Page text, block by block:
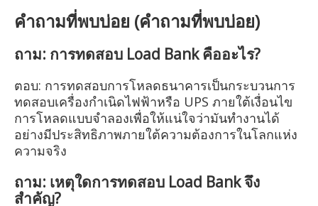
คำถามที่พบบ่อย (คำถามที่พบบ่อย)
ถาม: การทดสอบ Load Bank คืออะไร?
ตอบ: การทดสอบการโหลดธนาคารเป็นกระบวนการ
ทดสอบเครื่องกำเนิดไฟฟ้าหรือ UPS ภายใต้เงื่อนไข
การโหลดแบบจำลองเพื่อให้แน่ใจว่ามันทำงานได้
อย่างมีประสิทธิภาพภายใต้ความต้องการในโลกแห่ง
ความจริง
ถาม: เหตุใดการทดสอบ Load Bank จึง
สำคัญ?